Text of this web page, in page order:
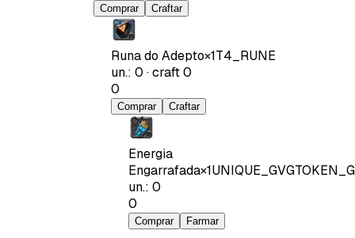
Comprar Craftar
Runa do Adepto×1T4_RUNE
un.: 0 ·craft0
0
Comprar Craftar
Energia
Engarrafada×1
un.: 0
0
Comprar Farmar